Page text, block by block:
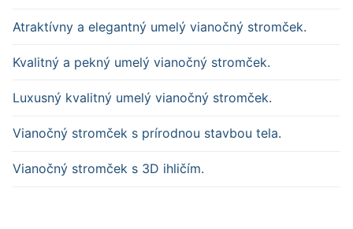
Atraktívny a elegantný umelý vianočný stromček.
Kvalitný a pekný umelý vianočný stromček.
Luxusný kvalitný umelý vianočný stromček.
Vianočný stromček s prírodnou stavbou tela.
Vianočný stromček s 3D ihličím.